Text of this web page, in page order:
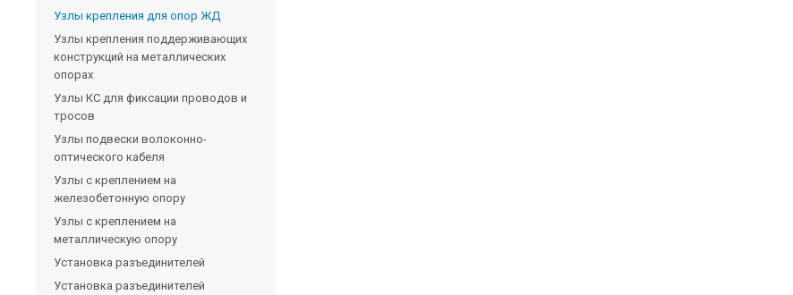
Узлы крепления для опор ЖД
Узлы крепления поддерживающих
конструкций на металлических
опорах
Узлы КС для фиксации проводов и
тросов
Узлы подвески волоконно-
оптического кабеля
Узлы с креплением на
железобетонную опору
Узлы с креплением на
металлическую опору
Установка разъединителей
Установка разъединителей